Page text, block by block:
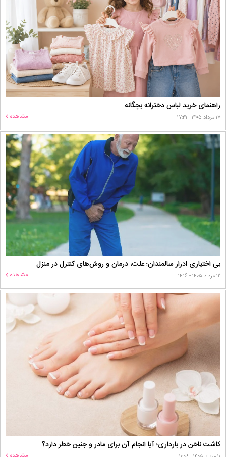
راهنمای خرید لباس دخترانه بچگانه
۱۷ مرداد ۱۴۰۵ - ۱۷:۳۱ مشاهده
بی اختیاری ادرار سالمندان؛ علت، درمان و روش‌های کنترل در منزل
۱۲ مرداد ۱۴۰۵ - ۱۴:۱۶ مشاهده
کاشت ناخن در بارداری؛ آیا انجام آن برای مادر و جنین خطر دارد؟